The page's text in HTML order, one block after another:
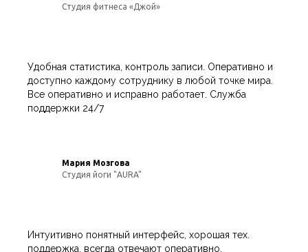
Студия фитнеса «Джой»
Удобная статистика, контроль записи. Оперативно и
доступно каждому сотруднику в любой точке мира.
Все оперативно и исправно работает. Служба
поддержки 24/7
Мария Мозгова
Студия йоги "AURA"
Интуитивно понятный интерфейс, хорошая тех.
поддержка, всегда отвечают оперативно.